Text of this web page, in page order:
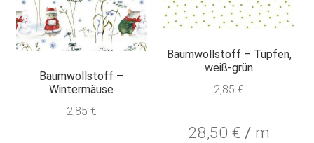
Baumwollstoff –
Wintermäuse
2,85 €
Baumwollstoff – Tupfen,
weiß-grün
2,85€
28,50 € / m